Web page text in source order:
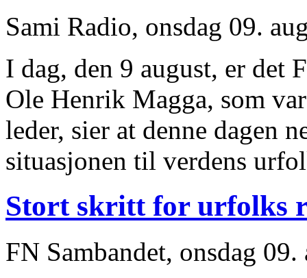
Sami Radio, onsdag 09.
I dag, den 9 august, er det
Ole Henrik Magga, som
leder, sier at denne dagen
situasjonen til verdens
Stort skritt for urfolks
FN Sambandet, onsdag